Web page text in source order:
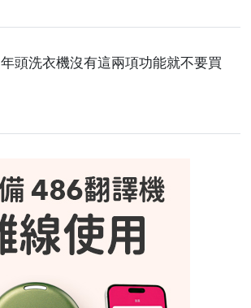
頭洗衣機沒有這兩項功能就不要買